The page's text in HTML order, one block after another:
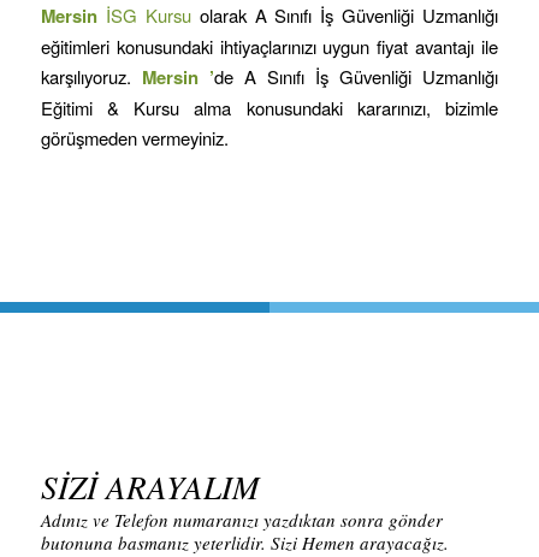
Mersin İSG Kursuolarak A Sınıfı İş Güvenliği Uzmanlığı
eğitimleri konusundaki ihtiyaçlarınızı uygun fiyat avantajı ile
karşılıyoruz. Mersin ’de A Sınıfı İş Güvenliği Uzmanlığı
Eğitimi & Kursu alma konusundaki kararınızı, bizimle
görüşmeden vermeyiniz.
SİZİ ARAYALIM
Adınız ve Telefon numaranızı yazdıktan sonra gönder
butonuna basmanız yeterlidir. Sizi Hemen arayacağız.